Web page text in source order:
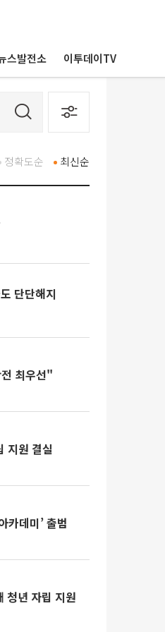
스발전소 이투데이TV
최신순
정확도순
단단해지
최우선"
지원 결실
카데미’ 출범
청년 자립 지원